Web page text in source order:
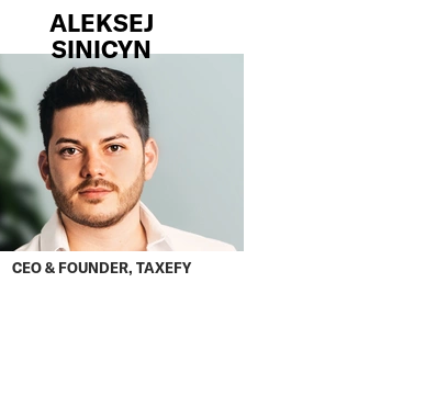
ALEKSEJ
SINICYN
CEO & FOUNDER, TAXEFY